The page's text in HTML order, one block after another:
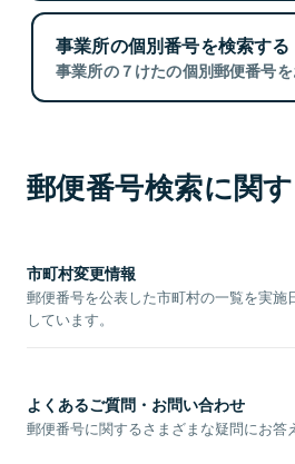
事業所の個別番号を検索する
事業所の７けたの個別郵便番号を
郵便番号検索に関
市町村変更情報
郵便番号を公表した市町村の一覧を実施
しています。
よくあるご質問・お問い合わせ
郵便番号に関するさまざまな疑問にお答